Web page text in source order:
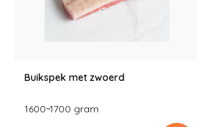
Buikspek met zwoerd
1600~1700 gram